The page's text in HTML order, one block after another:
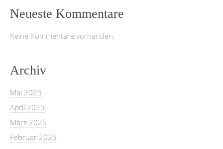
Neueste Kommentare
Keine Kommentare vorhanden.
Archiv
Mai 2025
April 2025
März 2025
Februar 2025